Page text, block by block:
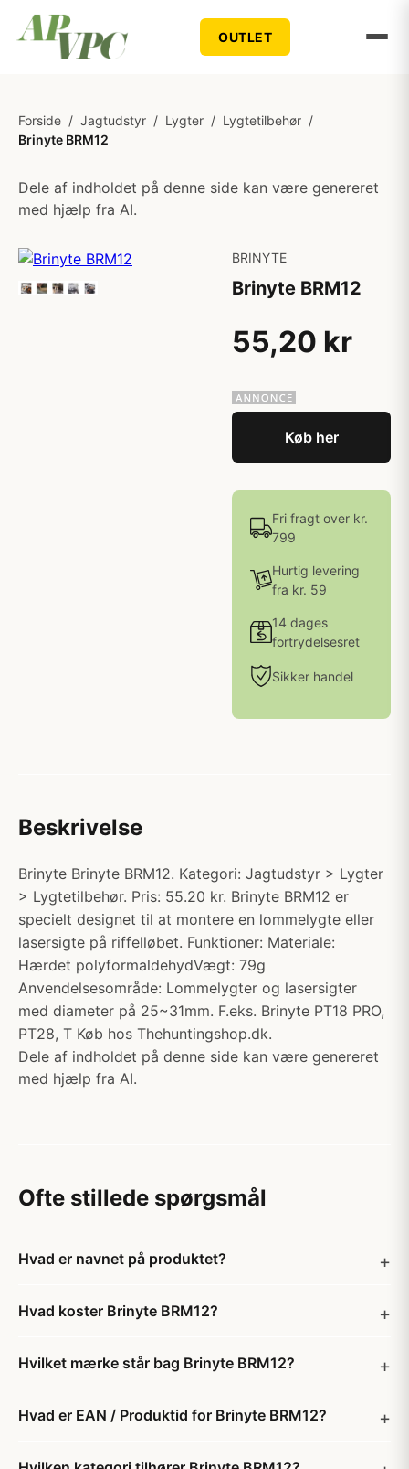
OUTLET
Forside / Jagtudstyr / Lygter / Lygtetilbehør /
Brinyte BRM12
Dele af indholdet på denne side kan være genereret
med hjælp fra AI.
BRINYTE
Brinyte BRM12
55,20 kr
Køb her
Fri fragt over kr.
799
Hurtig levering
fra kr. 59
14 dages
fortrydelsesret
Sikker handel
Beskrivelse
Brinyte Brinyte BRM12. Kategori: Jagtudstyr > Lygter
> Lygtetilbehør. Pris: 55.20 kr. Brinyte BRM12 er
specielt designet til at montere en lommelygte eller
lasersigte på riffelløbet. Funktioner: Materiale:
Hærdet polyformaldehydVægt: 79g
Anvendelsesområde: Lommelygter og lasersigter
med diameter på 25~31mm. F.eks. Brinyte PT18 PRO,
PT28, T Køb hos Thehuntingshop.dk.
Dele af indholdet på denne side kan være genereret
med hjælp fra AI.
Ofte stillede spørgsmål
Hvad er navnet på produktet?
Hvad koster Brinyte BRM12?
Hvilket mærke står bag Brinyte BRM12?
Hvad er EAN / Produktid for Brinyte BRM12?